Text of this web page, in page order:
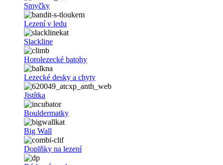
Smyčky
Lezení v ledu
Slackline
Horolezecké batohy
Lezecké desky a chyty
Jistítka
Bouldermatky
Big Wall
Doplňky na lezení